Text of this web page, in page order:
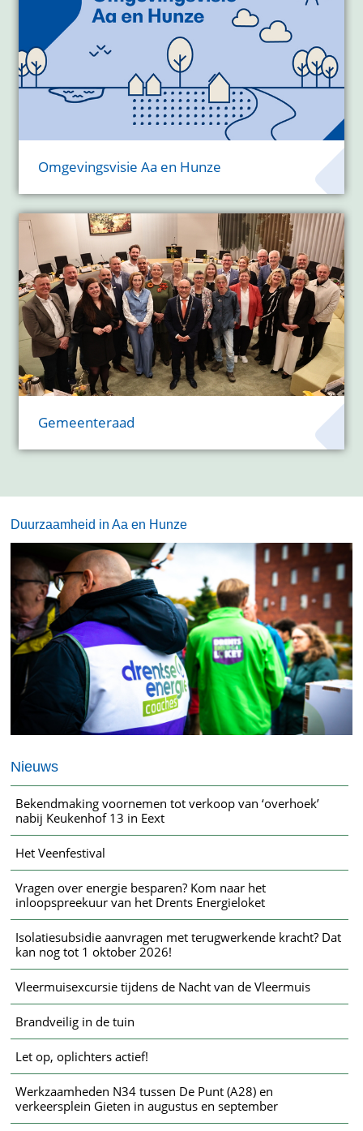
Omgevingsvisie Aa en Hunze
Gemeenteraad
Duurzaamheid in Aa en Hunze
Nieuws
Bekendmaking voornemen tot verkoop van ‘overhoek’
nabij Keukenhof 13 in Eext
Het Veenfestival
Vragen over energie besparen? Kom naar het
inloopspreekuur van het Drents Energieloket
Isolatiesubsidie aanvragen met terugwerkende kracht? Dat
kan nog tot 1 oktober 2026!
Vleermuisexcursie tijdens de Nacht van de Vleermuis
Brandveilig in de tuin
Let op, oplichters actief!
Werkzaamheden N34 tussen De Punt (A28) en
verkeersplein Gieten in augustus en september